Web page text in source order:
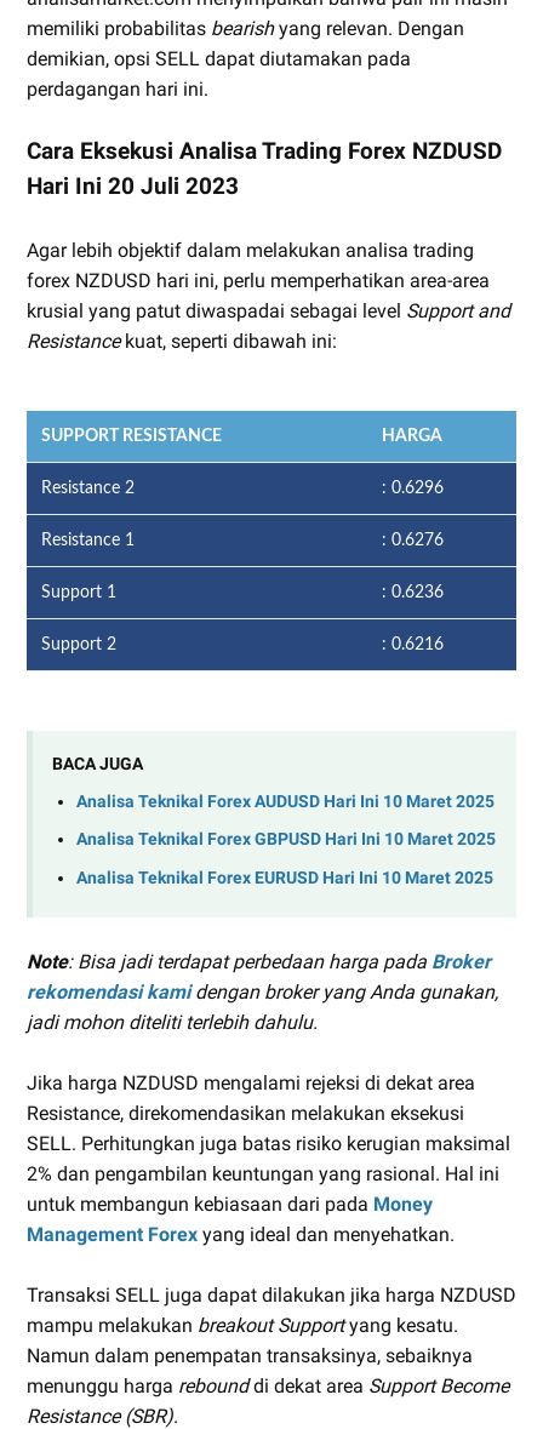
memiliki probabilitas bearishyang relevan. Dengan
demikian, opsi SELL dapat diutamakan pada
perdagangan hari ini.
Cara Eksekusi Analisa Trading Forex NZDUSD
Hari Ini 20 Juli 2023
Agar lebih objektif dalam melakukan analisa trading
forex NZDUSD hari ini, perlu memperhatikan area-area
krusial yang patut diwaspadai sebagai level Support and
Resistancekuat, seperti dibawah ini:
SUPPORT RESISTANCE HARGA
Resistance 2 : 0.6296
Resistance 1 : 0.6276
Support 1 : 0.6236
Support 2 : 0.6216
BACA JUGA
Analisa Teknikal Forex AUDUSD Hari Ini 10 Maret 2025
Analisa Teknikal Forex GBPUSD Hari Ini 10 Maret 2025
Analisa Teknikal Forex EURUSD Hari Ini 10 Maret 2025
Note: Bisa jadi terdapat perbedaan harga pada Broker
rekomendasi kamidengan broker yang Anda gunakan,
jadi mohon diteliti terlebih dahulu.
Jika harga NZDUSD mengalami rejeksi di dekat area
Resistance, direkomendasikan melakukan eksekusi
SELL. Perhitungkan juga batas risiko kerugian maksimal
2% dan pengambilan keuntungan yang rasional. Hal ini
untuk membangun kebiasaan dari pada Money
Management Forex yang ideal dan menyehatkan.
Transaksi SELL juga dapat dilakukan jika harga NZDUSD
mampu melakukan breakout Supportyang kesatu.
Namun dalam penempatan transaksinya, sebaiknya
menunggu harga rebounddi dekat area Support Become
Resistance (SBR).